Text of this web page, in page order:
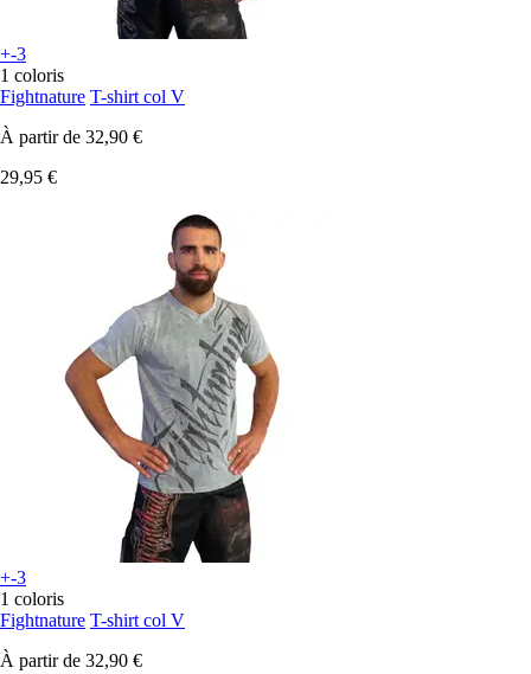
+-3
1 coloris
Fightnature T-shirt col V
À partir de 32,90 €
29,95 €
+-3
1 coloris
Fightnature T-shirt col V
À partir de 32,90 €